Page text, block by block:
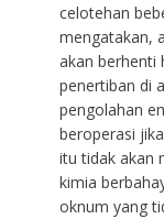
celotehan
mengatakan,
akan berhenti
penertiban di
pengolahan
beroperasi
itu tidak akan
kimia
oknum yang